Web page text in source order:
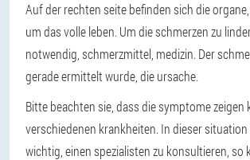
Auf der rechten seite befinden sich die
um das volle leben. Um die schmerzen zu
notwendig, schmerzmittel, medizin. Der
gerade ermittelt wurde, die ursache.
Bitte beachten sie, dass die symptome zeigen
verschiedenen krankheiten. In dieser
wichtig, einen spezialisten zu konsultieren, so